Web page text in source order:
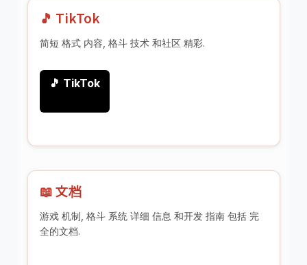
🎵 TikTok
简短 格式 内容, 格斗 技术 和社区 精彩.
🎵 TikTok
📖 文档
游戏 机制, 格斗 系统 详细 信息 和开发 指南 包括 完
全的文档.